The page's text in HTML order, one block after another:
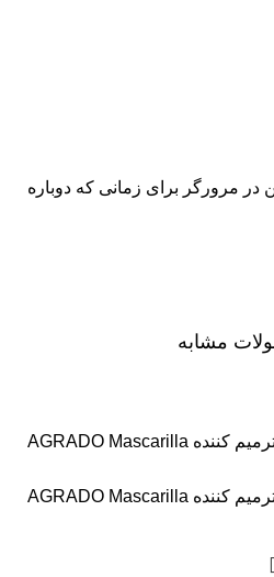
در مرورگر برای زمانی که دوباره
مشابه